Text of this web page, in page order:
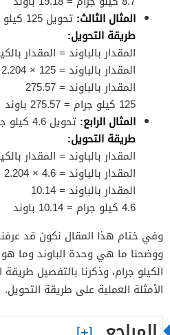
المثال الثالث: تحويل 125 كيلو جرام إلى وحدة الباوند
طريقة التحويل:
المقدار بالباوند = المقدار بالكيلو
المقدار بالباوند = 125 × 2.204
المقدار بالباوند = 275.57
125 كيلو جرام = 275.57 باوند
المثال الرابع: تحويل 4.6 كيلو جرام إلى وحدة الباوند
طريقة التحويل:
المقدار بالباوند = المقدار بالكيلو
المقدار بالباوند = 4.6 × 2.204
المقدار بالباوند = 10.14
4.6 كيلو جرام = 10.14 باوند
وفي ختام هذا المقال نكون قد
ووضحنا ما هي وحدة الباوند وما
الكيلو جرام، وذكرنا بالتفصيل
الأمثلة العملية على طريقة التحويل.